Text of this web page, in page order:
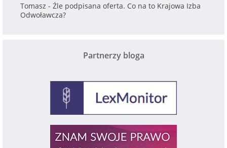
Tomasz - Źle podpisana oferta. Co na to Krajowa Izba
Odwoławcza?
Partnerzy bloga